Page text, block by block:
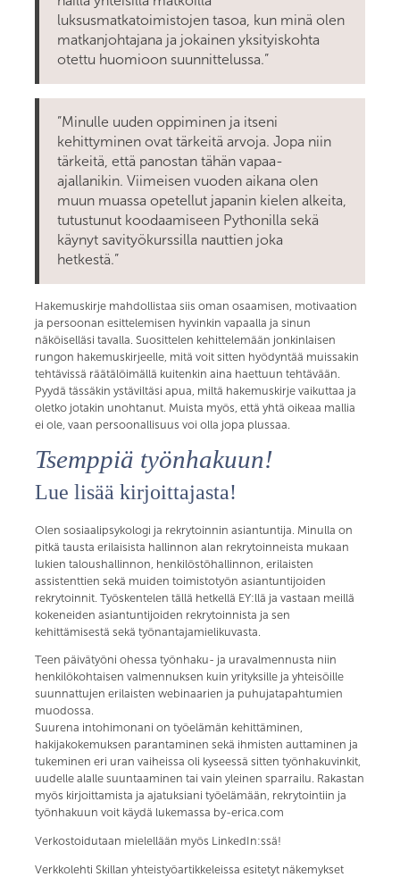
luksusmatkatoimistojen tasoa, kun minä olen
matkanjohtajana ja jokainen yksityiskohta
otettu huomioon suunnittelussa.”
”Minulle uuden oppiminen ja itseni
kehittyminen ovat tärkeitä arvoja. Jopa niin
tärkeitä, että panostan tähän vapaa-
ajallanikin. Viimeisen vuoden aikana olen
muun muassa opetellut japanin kielen alkeita,
tutustunut koodaamiseen Pythonilla sekä
käynyt savityökurssilla nauttien joka
hetkestä.”
Hakemuskirje mahdollistaa siis oman osaamisen, motivaation
ja persoonan esittelemisen hyvinkin vapaalla ja sinun
näköiselläsi tavalla. Suosittelen kehittelemään jonkinlaisen
rungon hakemuskirjeelle, mitä voit sitten hyödyntää muissakin
tehtävissä räätälöimällä kuitenkin aina haettuun tehtävään.
Pyydä tässäkin ystäviltäsi apua, miltä hakemuskirje vaikuttaa ja
oletko jotakin unohtanut. Muista myös, että yhtä oikeaa mallia
ei ole, vaan persoonallisuus voi olla jopa plussaa.
Tsemppiä työnhakuun!
Lue lisää kirjoittajasta!
Olen sosiaalipsykologi ja rekrytoinnin asiantuntija. Minulla on
pitkä tausta erilaisista hallinnon alan rekrytoinneista mukaan
lukien taloushallinnon, henkilöstöhallinnon, erilaisten
assistenttien sekä muiden toimistotyön asiantuntijoiden
rekrytoinnit. Työskentelen tällä hetkellä EY:llä ja vastaan meillä
kokeneiden asiantuntijoiden rekrytoinnista ja sen
kehittämisestä sekä työnantajamielikuvasta.
Teen päivätyöni ohessa työnhaku- ja uravalmennusta niin
henkilökohtaisen valmennuksen kuin yrityksille ja yhteisöille
suunnattujen erilaisten webinaarien ja puhujatapahtumien
muodossa.
Suurena intohimonani on työelämän kehittäminen,
hakijakokemuksen parantaminen sekä ihmisten auttaminen ja
tukeminen eri uran vaiheissa oli kyseessä sitten työnhakuvinkit,
uudelle alalle suuntaaminen tai vain yleinen sparrailu. Rakastan
myös kirjoittamista ja ajatuksiani työelämään, rekrytointiin ja
työnhakuun voit käydä lukemassa by-erica.com
Verkostoidutaan mielellään myös LinkedIn:ssä!
Verkkolehti Skillan yhteistyöartikkeleissa esitetyt näkemykset